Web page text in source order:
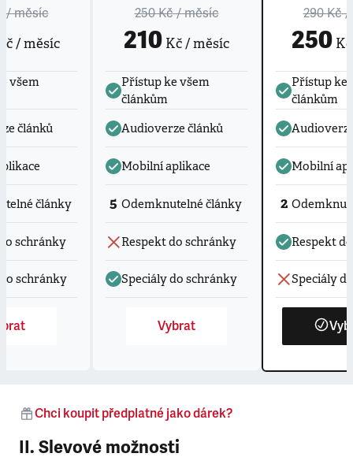
/ měsíc
/ měsíc
všem
článků
články
schránky
schránky
250 Kč/ měsíc
210 Kč / měsíc
Přístup ke všem
článkům
Audioverze článků
Mobilní aplikace
5 Odemknutelné články
Respekt do schránky
Speciály do schránky
Vybrat
290 Kč/
250Kč
Přístup ke
článkům
Mobilní
2
Respekt
Speciály
Chci koupit předplatné jako dárek?
II. Slevové možnosti